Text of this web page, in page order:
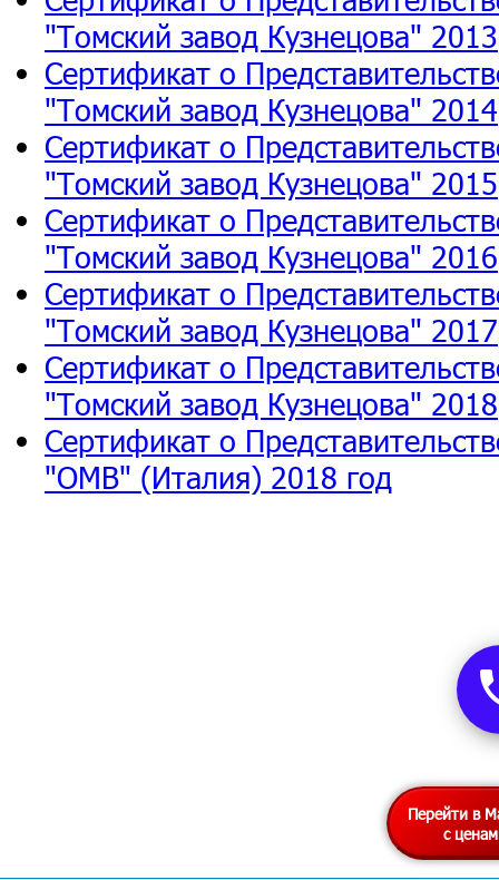
"Томский завод Кузнецова" 2013
Сертификат о
"Томский завод Кузнецова" 2014
Сертификат о
"Томский завод Кузнецова" 2015
Сертификат о
"Томский завод Кузнецова" 2016
Сертификат о
"Томский завод Кузнецова" 2017
Сертификат о
"Томский завод Кузнецова" 2018
Сертификат о
"ОМВ" (Италия) 2018 год
Перейти в
с